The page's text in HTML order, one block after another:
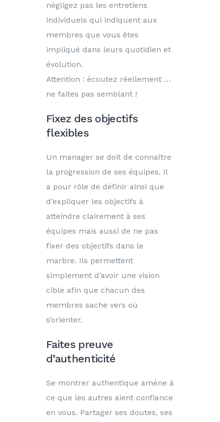
négligez pas les entretiens
individuels qui indiquent aux
membres que vous êtes
impliqué dans leurs quotidien et
évolution.
Attention : écoutez réellement …
ne faites pas semblant !
Fixez des objectifs
flexibles
Un manager se doit de connaître
la progression de ses équipes. Il
a pour rôle de définir ainsi que
d’expliquer les objectifs à
atteindre clairement à ses
équipes mais aussi de ne pas
fixer des objectifs dans le
marbre. Ils permettent
simplement d’avoir une vision
cible afin que chacun des
membres sache vers où
s’orienter.
Faites preuve
d’authenticité
Se montrer authentique amène à
ce que les autres aient confiance
en vous. Partager ses doutes, ses